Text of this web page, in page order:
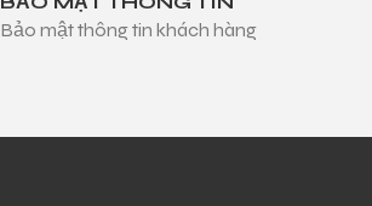
Bảo mật thông tin khách hàng